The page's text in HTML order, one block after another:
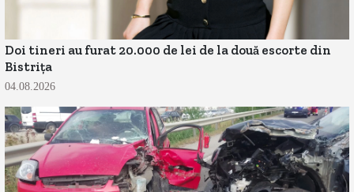
Doi tineri au furat 20.000 de lei de la două escorte din
Bistrița
04.08.2026